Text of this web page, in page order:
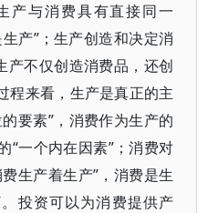
产与消费具有直接同一
产”；生产创造和决定消
产不仅创造消费品，还创
程来看，生产是真正的主
要素”，消费作为生产的
“一个内在因素”；消费对
生产着生产”，消费是生
投资可以为消费提供产